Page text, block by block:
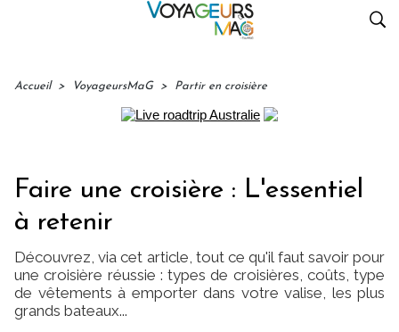
Accueil > VoyageursMaG > Partir en croisière
Faire une croisière : L'essentiel
à retenir
Découvrez, via cet article, tout ce qu'il faut savoir pour
une croisière réussie : types de croisières, coûts, type
de vêtements à emporter dans votre valise, les plus
grands bateaux...